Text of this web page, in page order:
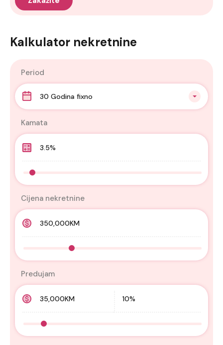
Kalkulator nekretnine
Period
30 Godina fixno
Kamata
Cijena nekretnine
Predujam